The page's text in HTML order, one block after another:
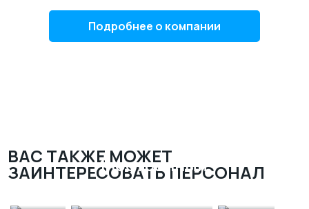
Подробнее о компании
ВАС ТАКЖЕ МОЖЕТ
ЗАИНТЕРЕСОВАТЬ ПЕРСОНАЛ
Иностранный
Повара